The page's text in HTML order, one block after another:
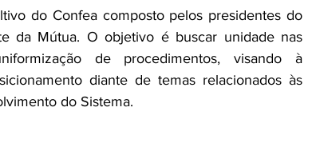
do Confea composto pelos presidentes do
da Mútua. O objetivo é buscar unidade nas
de procedimentos, visando à
diante de temas relacionados às
do Sistema.